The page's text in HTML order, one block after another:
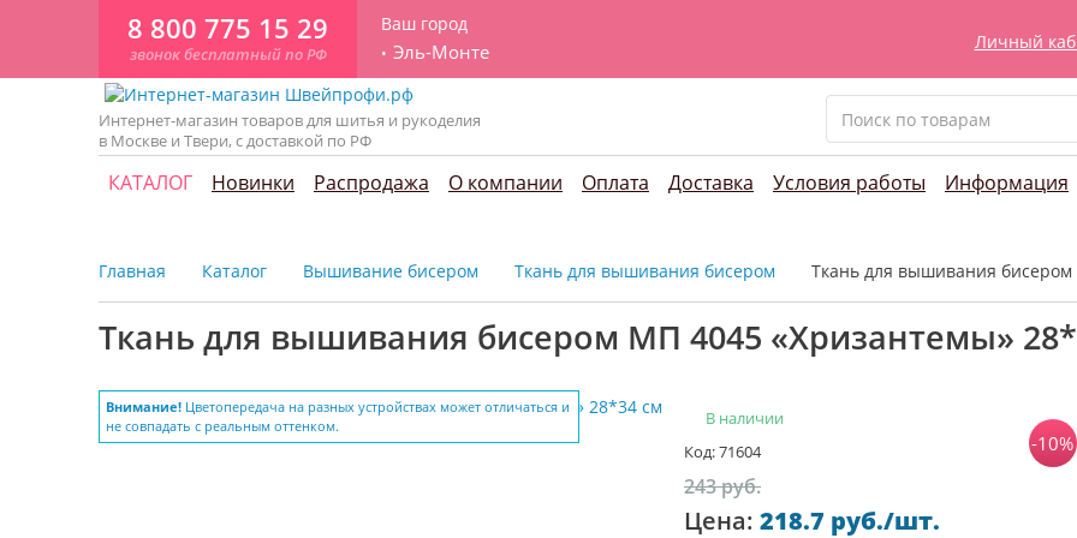
8 800 775 15 29
звонок бесплатный по РФ
Ваш город
Эль-Монте Личный
Интернет-магазин товаров для шитья и рукоделия
в Москве и Твери, с доставкой по РФ
КАТАЛОГ Новинки Распродажа О компании Оплата Доставка Условия работы Информация
Главная Каталог Вышивание бисером Ткань для вышивания бисером Ткань для вышивания
Ткань для вышивания бисером МП 4045 «Хризантемы»
Внимание! Цветопередача на разных устройствах может отличаться и
не совпадать с реальным оттенком.
-10%
В наличии
Код: 71604
243 руб.
Цена: 218.7 руб./шт.